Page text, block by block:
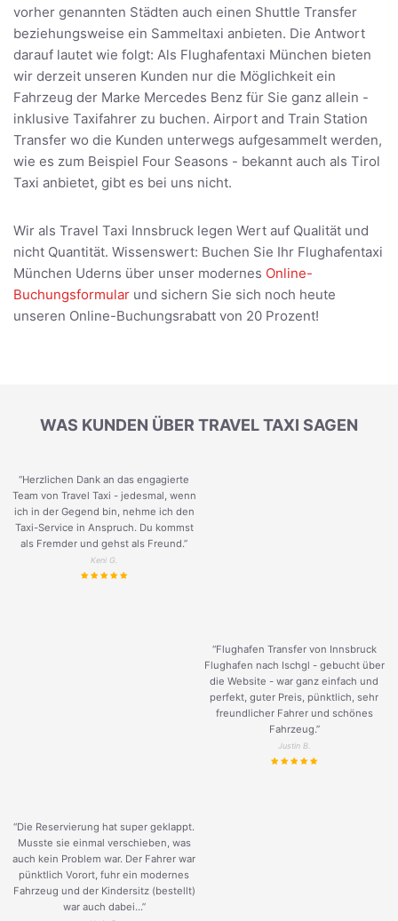
vorher genannten Städten auch einen Shuttle Transfer
beziehungsweise ein Sammeltaxi anbieten. Die Antwort
darauf lautet wie folgt: Als Flughafentaxi München bieten
wir derzeit unseren Kunden nur die Möglichkeit ein
Fahrzeug der Marke Mercedes Benz für Sie ganz allein -
inklusive Taxifahrer zu buchen. Airport and Train Station
Transfer wo die Kunden unterwegs aufgesammelt werden,
wie es zum Beispiel Four Seasons - bekannt auch als Tirol
Taxi anbietet, gibt es bei uns nicht.
Wir als Travel Taxi Innsbruck legen Wert auf Qualität und
nicht Quantität. Wissenswert: Buchen Sie Ihr Flughafentaxi
München Uderns über unser modernes Online-
Buchungsformular und sichern Sie sich noch heute
unseren Online-Buchungsrabatt von 20 Prozent!
WAS KUNDEN ÜBER TRAVEL TAXI SAGEN
“Herzlichen Dank an das engagierte
Team von Travel Taxi - jedesmal, wenn
ich in der Gegend bin, nehme ich den
Taxi-Service in Anspruch. Du kommst
als Fremder und gehst als Freund.”
Keni G.
“Flughafen Transfer von Innsbruck
Flughafen nach Ischgl - gebucht über
die Website - war ganz einfach und
perfekt, guter Preis, pünktlich, sehr
freundlicher Fahrer und schönes
Fahrzeug.”
Justin B.
“Die Reservierung hat super geklappt.
Musste sie einmal verschieben, was
auch kein Problem war. Der Fahrer war
pünktlich Vorort, fuhr ein modernes
Fahrzeug und der Kindersitz (bestellt)
war auch dabei...”